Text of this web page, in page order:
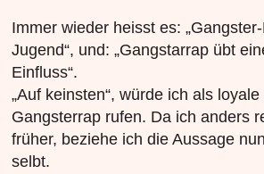
Immer wieder heisst es:
Jugend“, und: „Gangstarrap übt
Einfluss“.
„Auf keinsten“, würde ich als
Gangsterrap rufen. Da ich anders
früher, beziehe ich die Aussage
selbt.